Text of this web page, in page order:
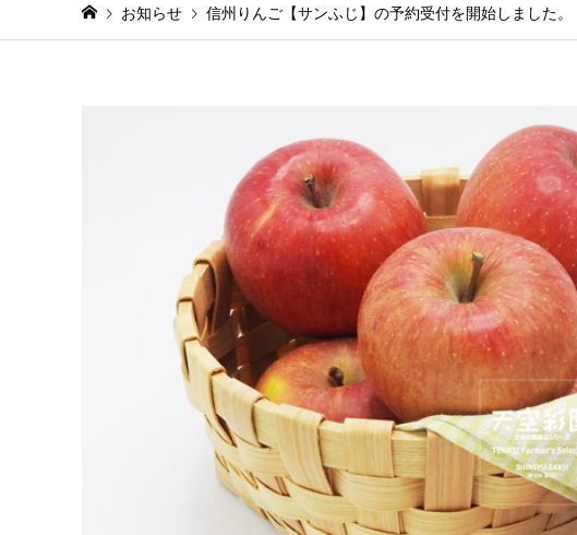
お知らせ 信州りんご【サンふじ】の予約受付を開始しました。